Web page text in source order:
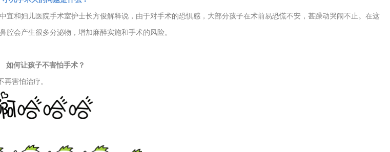
和妇儿医院手术室护士长方俊解释说，由于对手术的恐惧感，大部分孩子在术前易恐慌不安，甚躁动哭闹不止。在这
会产生很多分泌物，增加麻醉实施和手术的风险。
如何让孩子不害怕手术？
害怕治疗。